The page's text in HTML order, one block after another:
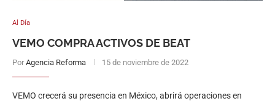
Al Día
VEMO COMPRA ACTIVOS DE BEAT
Por Agencia Reforma 15 de noviembre de 2022
VEMO crecerá su presencia en México, abrirá operaciones en